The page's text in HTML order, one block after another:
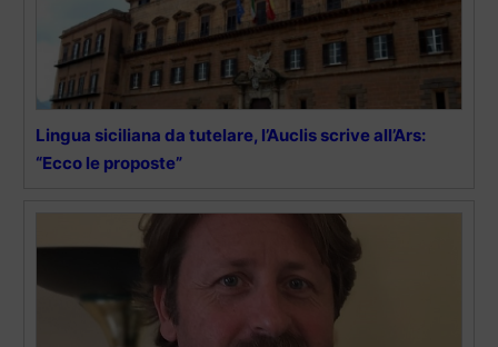
Lingua siciliana da tutelare, l’Auclis scrive all’Ars:
“Ecco le proposte”